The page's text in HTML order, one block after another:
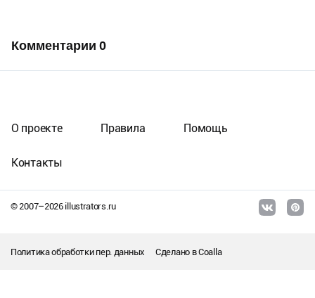
Комментарии 0
© 2007–2026illustrators.ru
О проекте Правила Помощь
Контакты
Политика обработки пер. данных Сделано вCoalla